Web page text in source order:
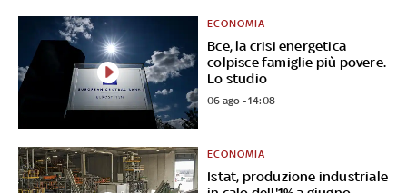
Bce, la crisi energetica
colpisce famiglie più povere.
Lo studio
ECONOMIA
06 ago - 14:08
Istat, produzione industriale
ECONOMIA